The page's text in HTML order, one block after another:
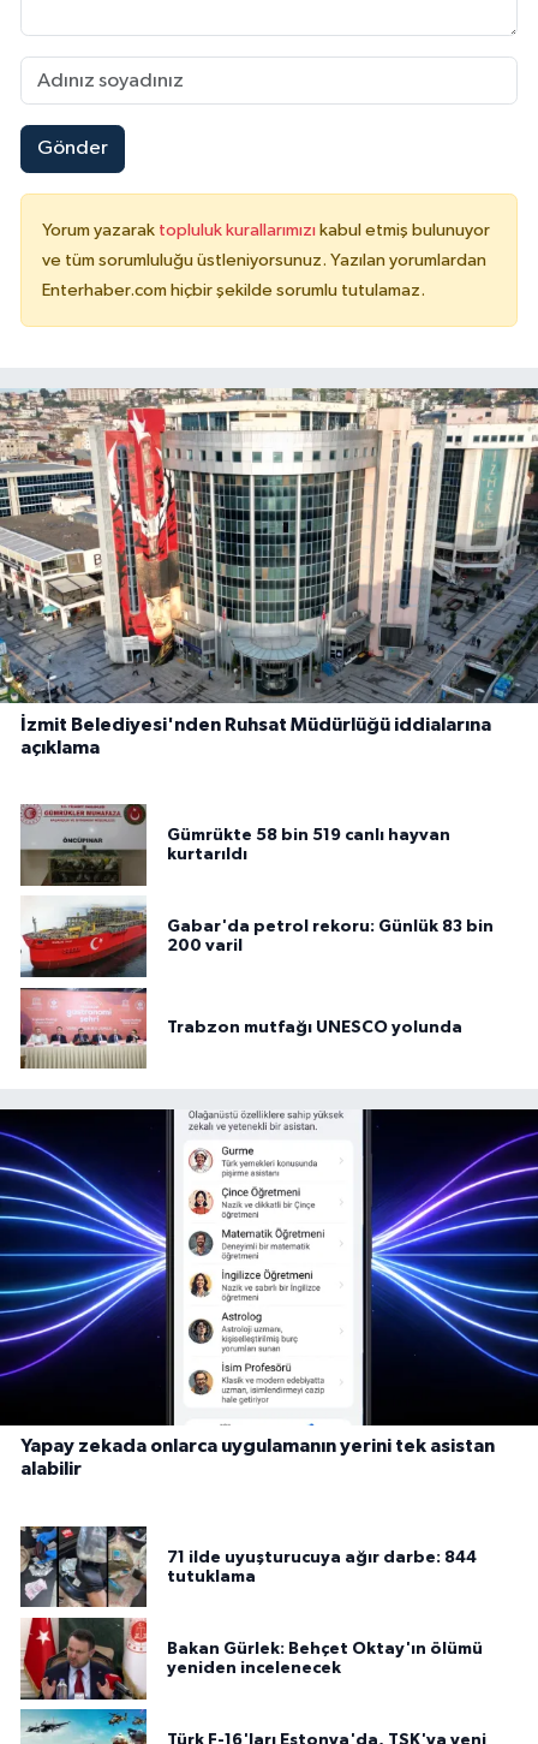
Gönder
Yorum yazarak topluluk kurallarımızı kabul etmiş bulunuyor
ve tüm sorumluluğu üstleniyorsunuz. Yazılan yorumlardan
Enterhaber.com hiçbir şekilde sorumlu tutulamaz.
İzmit Belediyesi'nden Ruhsat Müdürlüğü iddialarına
açıklama
Gümrükte 58 bin 519 canlı hayvan
kurtarıldı
Gabar'da petrol rekoru: Günlük 83 bin
200 varil
Trabzon mutfağı UNESCO yolunda
Yapay zekada onlarca uygulamanın yerini tek asistan
alabilir
71 ilde uyuşturucuya ağır darbe: 844
tutuklama
Bakan Gürlek: Behçet Oktay'ın ölümü
yeniden incelenecek
Türk F-16'ları Estonya'da, TSK'ya yeni